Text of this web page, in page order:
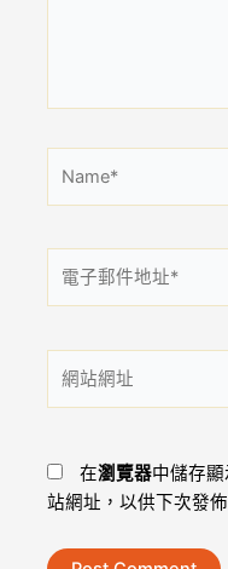
子
件
地
址
站
在瀏覽器中儲存
站網址，以供下次發